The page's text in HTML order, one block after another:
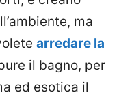
ma
arredare la
il bagno, per
ed esotica il